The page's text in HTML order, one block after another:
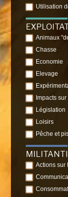
Utilisation
Animaux
Chasse
Economie
Elevage
Impacts
Législation
Loisirs
Pêche et
Actions sur